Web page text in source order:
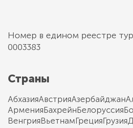
Номер в едином реестре
0003383
Страны
АбхазияАвстрияАзербайджан
АрменияБахрейнБелоруссия
ВенгрияВьетнамГрецияГрузия